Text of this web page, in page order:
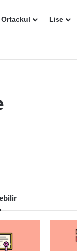
Ortaokul Lise